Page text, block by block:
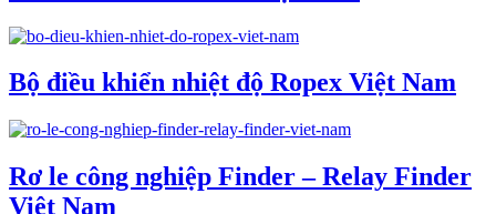
Bộ điều khiển nhiệt độ Ropex Việt Nam
Rơ le công nghiệp Finder – Relay Finder
Việt Nam